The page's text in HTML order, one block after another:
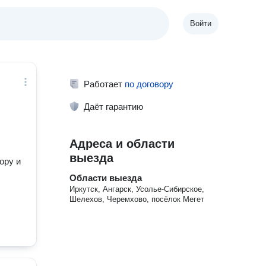
Войти
и
Работает по договору
Даёт гарантию
Адреса и области
выезда
Области выезда
Иркутск, Ангарск, Усолье-Сибирское,
Шелехов, Черемхово, посёлок Мегет